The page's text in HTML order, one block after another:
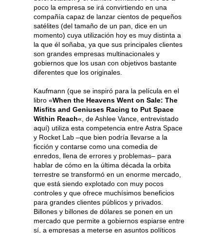
poco la empresa se irá convirtiendo en una
compañía capaz de lanzar cientos de pequeños
satélites (del tamaño de un pan, dice en un
momento) cuya utilización hoy es muy distinta a
la que él soñaba, ya que sus principales clientes
son grandes empresas multinacionales y
gobiernos que los usan con objetivos bastante
diferentes que los originales.
Kaufmann (que se inspiró para la película en el
libro «When the Heavens Went on Sale: The
Misfits and Geniuses Racing to Put Space
Within Reach«, de Ashlee Vance, entrevistado
aquí) utiliza esta competencia entre Astra Space
y Rocket Lab –que bien podría llevarse a la
ficción y contarse como una comedia de
enredos, llena de errores y problemas– para
hablar de cómo en la última década la orbita
terrestre se transformó en un enorme mercado,
que está siendo explotado con muy pocos
controles y que ofrece muchísimos beneficios
para grandes clientes públicos y privados.
Billones y billones de dólares se ponen en un
mercado que permite a gobiernos espiarse entre
sí, a empresas a meterse en asuntos políticos